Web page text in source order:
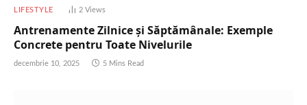
LIFESTYLE 2 Views
Antrenamente Zilnice și Săptămânale: Exemple
Concrete pentru Toate Nivelurile
decembrie 10, 2025 5 Mins Read